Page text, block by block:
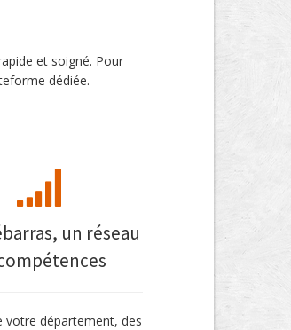
et soigné. Pour
dédiée.
un réseau
votre département, des